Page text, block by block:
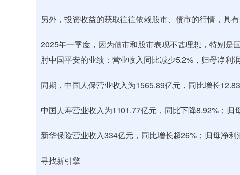
另外，投资收益的获取往往依赖股市、债市的行情，具
2025年一季度，因为债市和股市表现不甚理想，特别是
肘中国平安的业绩：营业收入同比减少5.2%，归母净利
同期，中国人保营业收入为1565.89亿元，同比增长
中国人寿营业收入为1101.77亿元，同比下降8.92%；归
新华保险营业收入334亿元，同比增长超26%；归母净利
寻找新引擎